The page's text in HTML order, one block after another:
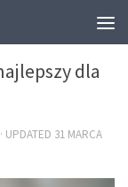
dla
· UPDATED 31 MARCA